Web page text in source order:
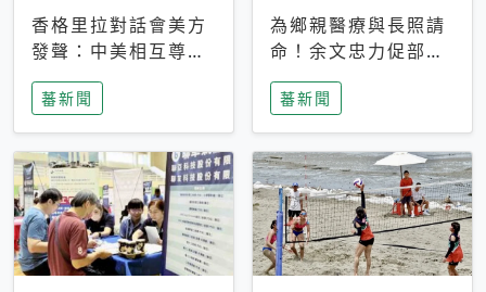
香格里拉對話會美方
發聲：中美相互尊
重、良性溝通事關全
球和平穩定
蕃新聞
為鄉親醫療與長照請
命！余文忠力促部苗
升格「台大苗栗分
院」
蕃新聞